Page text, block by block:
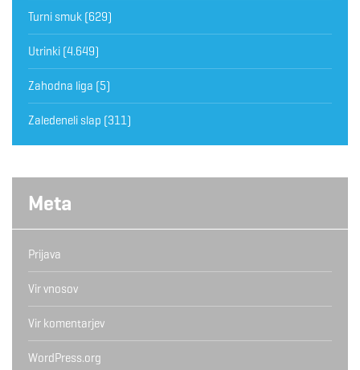
Turni smuk (629)
Utrinki (4.649)
Zahodna liga (5)
Zaledeneli slap (311)
Meta
Prijava
Vir vnosov
Vir komentarjev
WordPress.org